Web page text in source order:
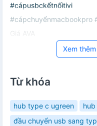
#cápchuyểnmacbookpro
Giá AVA
Xem
Từ khóa
hub type c ugreen
đầu chuyển usb sang